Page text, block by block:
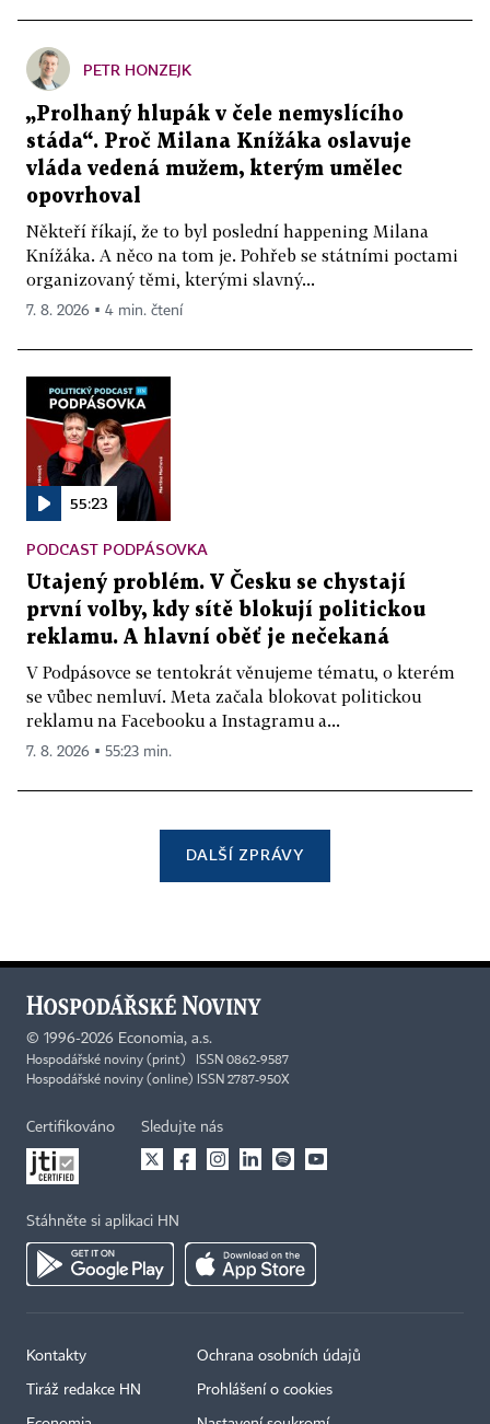
PETR HONZEJK
„Prolhaný hlupák v čele nemyslícího
stáda“. Proč Milana Knížáka oslavuje
vláda vedená mužem, kterým umělec
opovrhoval
Někteří říkají, že to byl poslední happening Milana
Knížáka. A něco na tom je. Pohřeb se státními poctami
organizovaný těmi, kterými slavný...
7. 8. 2026 ▪ 4 min. čtení
55:23
PODCAST PODPÁSOVKA
Utajený problém. V Česku se chystají
první volby, kdy sítě blokují politickou
reklamu. A hlavní oběť je nečekaná
V Podpásovce se tentokrát věnujeme tématu, o kterém
se vůbec nemluví. Meta začala blokovat politickou
reklamu na Facebooku a Instagramu a...
7. 8. 2026 ▪ 55:23 min.
DALŠÍ ZPRÁVY
© 1996-2026 Economia, a.s.
Hospodářské noviny (print) ISSN 0862-9587
Hospodářské noviny (online) ISSN 2787-950X
Certifikováno Sledujte nás
Stáhněte si aplikaci HN
Kontakty
Tiráž redakce HN
Ochrana osobních údajů
Prohlášení o cookies